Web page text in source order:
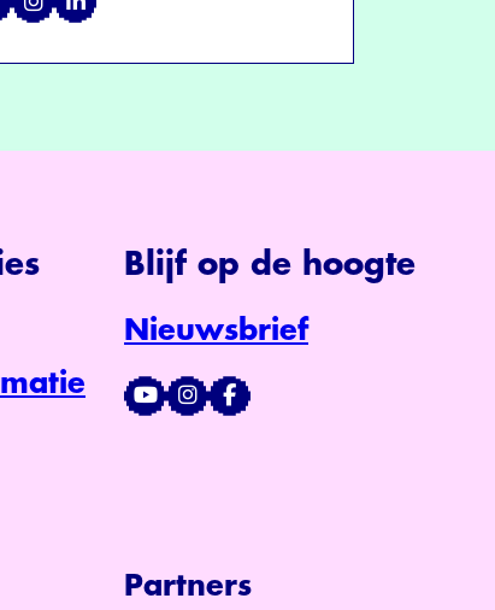
Blijf op de hoogte
Nieuwsbrief
Partners